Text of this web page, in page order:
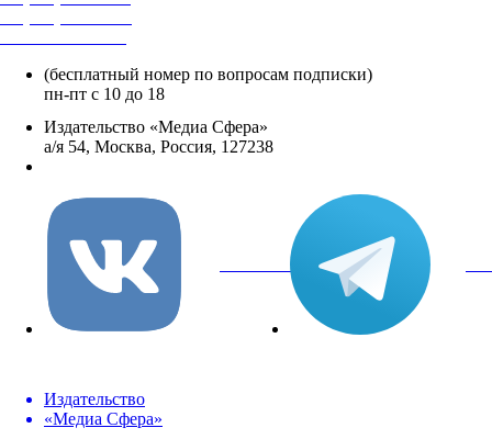
(бесплатный номер по вопросам подписки)
пн-пт с 10 до 18
Издательство «Медиа Сфера»
а/я 54, Москва, Россия, 127238
вКонтакте
Издательство
«Медиа Сфера»